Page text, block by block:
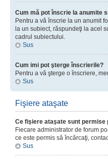
Cum mă pot înscrie la anumite
Pentru a vă înscrie la un anumit
la un subiect, răspundeţi la acel
cadrul subiectului.
Sus
Cum imi pot şterge înscrierile?
Pentru a vă şterge o înscriere,
Sus
Fişiere ataşate
Ce fişiere ataşate sunt permise
Fiecare administrator de forum
ce este permis sâ încărcaţi,
Sus